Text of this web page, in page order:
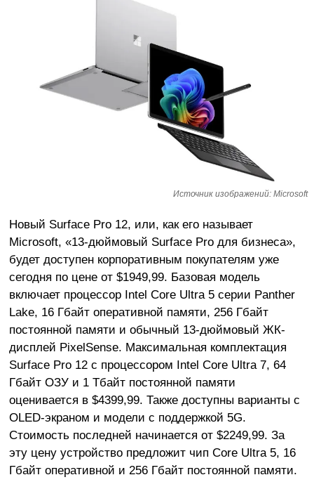
Источник изображений: Microsoft
Новый Surface Pro 12, или, как его называет
Microsoft, «13-дюймовый Surface Pro для бизнеса»,
будет доступен корпоративным покупателям уже
сегодня по цене от $1949,99. Базовая модель
включает процессор Intel Core Ultra 5 серии Panther
Lake, 16 Гбайт оперативной памяти, 256 Гбайт
постоянной памяти и обычный 13-дюймовый ЖК-
дисплей PixelSense. Максимальная комплектация
Surface Pro 12 с процессором Intel Core Ultra 7, 64
Гбайт ОЗУ и 1 Тбайт постоянной памяти
оценивается в $4399,99. Также доступны варианты с
OLED-экраном и модели с поддержкой 5G.
Стоимость последней начинается от $2249,99. За
эту цену устройство предложит чип Core Ultra 5, 16
Гбайт оперативной и 256 Гбайт постоянной памяти.